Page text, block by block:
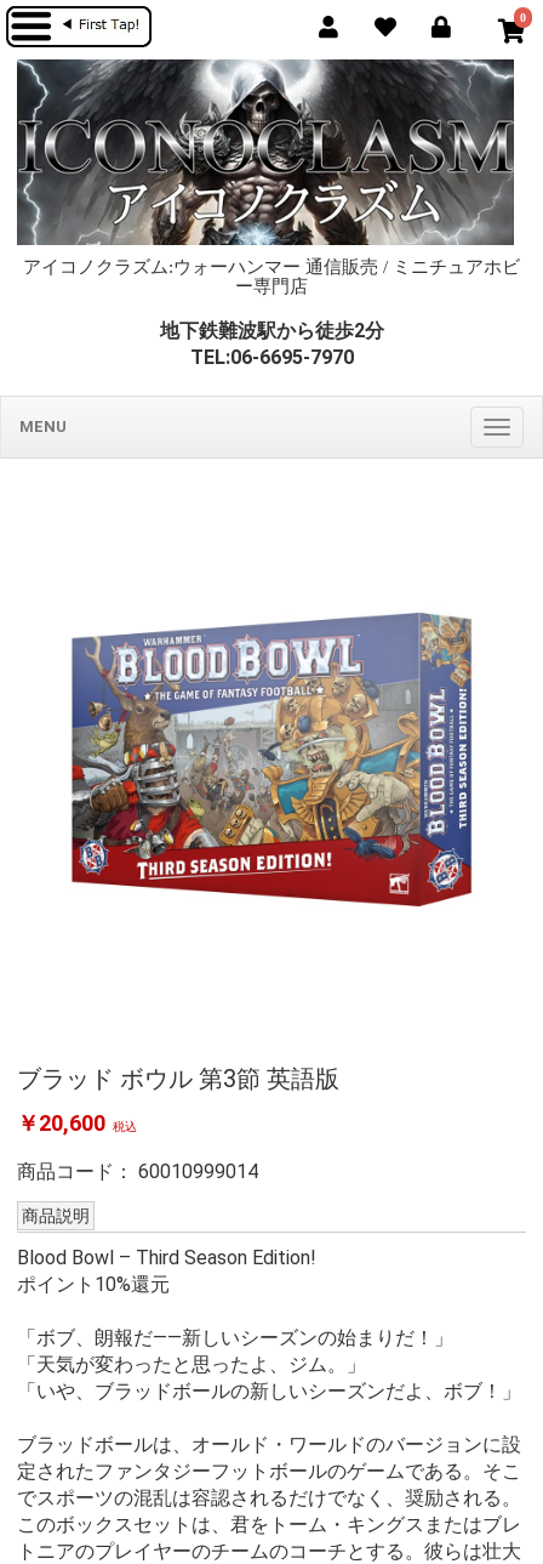
0
アイコノクラズム:ウォーハンマー 通信販売 / ミニチュアホビ
ー専門店
地下鉄難波駅から徒歩2分
TEL:06-6695-7970
MENU
ブラッド ボウル 第3節 英語版
￥20,600 税込
商品コード： 60010999014
商品説明
Blood Bowl – Third Season Edition!
ポイント10%還元
「ボブ、朗報だ――新しいシーズンの始まりだ！」
「天気が変わったと思ったよ、ジム。」
「いや、ブラッドボールの新しいシーズンだよ、ボブ！」
ブラッドボールは、オールド・ワールドのバージョンに設
定されたファンタジーフットボールのゲームである。そこ
でスポーツの混乱は容認されるだけでなく、奨励される。
このボックスセットは、君をトーム・キングスまたはブレ
トニアのプレイヤーのチームのコーチとする。彼らは壮大